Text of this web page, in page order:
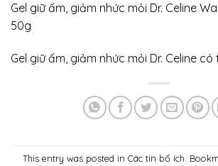
Gel giữ ấm, giảm nhức mỏi Dr. Celine
50g
Gel giữ ấm, giảm nhức mỏi Dr. Celine
This entry was posted in Các tin bổ ích .